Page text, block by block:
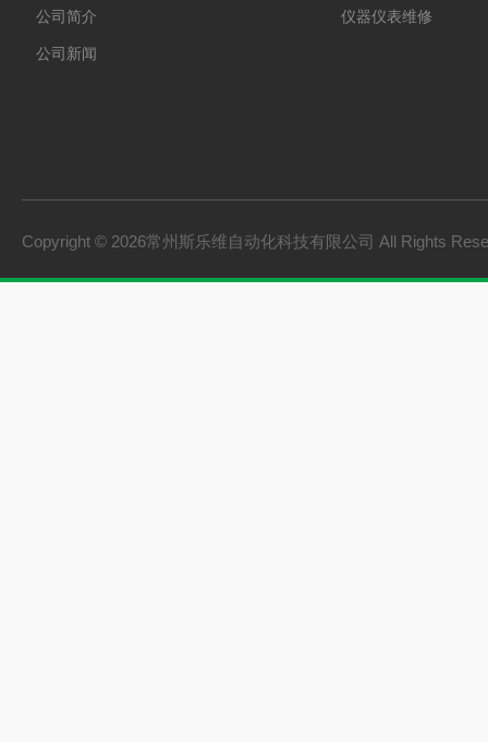
公司简介
公司新闻
仪器仪表维修
Copyright © 2026常州斯乐维自动化科技有限公司 All Rights